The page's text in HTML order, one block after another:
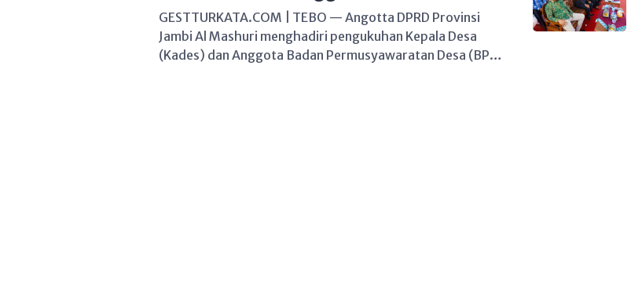
GESTTURKATA.COM | TEBO — Angotta DPRD Provinsi
Jambi Al Mashuri menghadiri pengukuhan Kepala Desa
(Kades) dan Anggota Badan Permusyawaratan Desa (BPD)